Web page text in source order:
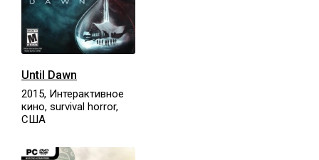
Until Dawn
2015, Интерактивное
кино, survival horror,
США